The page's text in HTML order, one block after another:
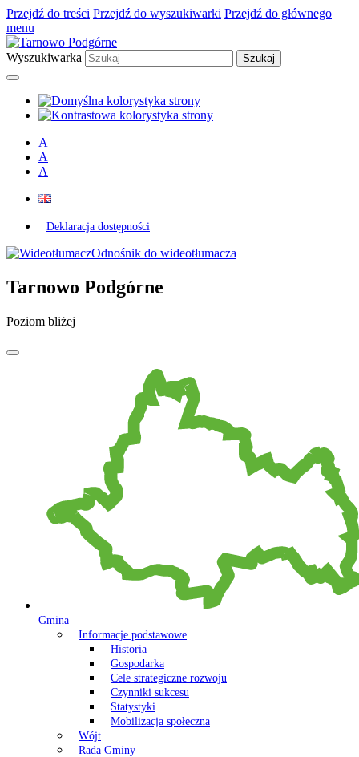
Przejdź do treści Przejdź do wyszukiwarki Przejdź do głównego
menu
Wyszukiwarka
A
A
A
Deklaracja dostępności
Odnośnik do wideotłumacza
Tarnowo Podgórne
Poziom bliżej
Gmina
Informacje podstawowe
Historia
Gospodarka
Cele strategiczne rozwoju
Czynniki sukcesu
Statystyki
Mobilizacja społeczna
Wójt
Rada Gminy